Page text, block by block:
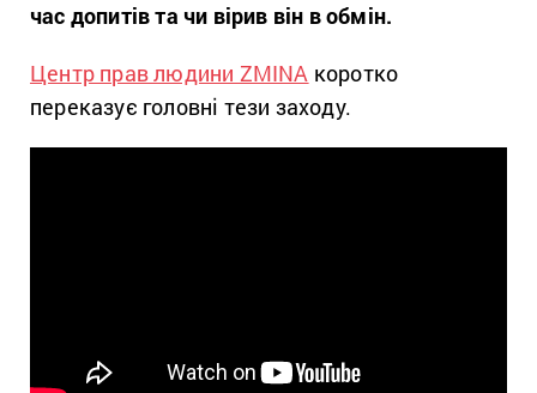
час допитів та чи вірив він в обмін.
Центр прав людини ZMINA коротко
переказує головні тези заходу.